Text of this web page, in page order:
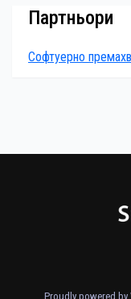
Партньори
Софтуерно
Proudly powered by